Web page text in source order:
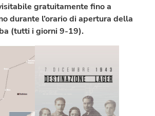
gratuitamente fino a
durante l’orario di apertura della
(tutti i giorni 9-19).